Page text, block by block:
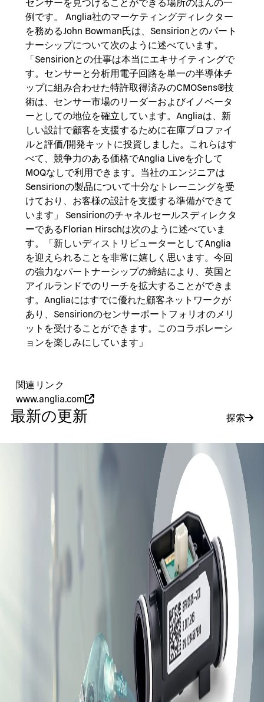
例です。 Anglia社のマーケティングディレクター
を務めるJohn Bowman氏は、Sensirionとのパート
ナーシップについて次のように述べています。
「Sensirionとの仕事は本当にエキサイティングで
す。センサーと分析用電子回路を単一の半導体チ
ップに組み合わせた特許取得済みのCMOSens®技
術は、センサー市場のリーダーおよびイノベータ
ーとしての地位を確立しています。Angliaは、新
しい設計で顧客を支援するために在庫プロファイ
ルと評価/開発キットに投資しました。これらはす
べて、競争力のある価格でAnglia Liveを介して
MOQなしで利用できます。当社のエンジニアは
Sensirionの製品について十分なトレーニングを受
けており、お客様の設計を支援する準備ができて
います」 Sensirionのチャネルセールスディレクタ
ーであるFlorian Hirschは次のように述べていま
す。「新しいディストリビューターとしてAnglia
を迎えられることを非常に嬉しく思います。今回
の強力なパートナーシップの締結により、英国と
アイルランドでのリーチを拡大することができま
す。Angliaにはすでに優れた顧客ネットワークが
あり、Sensirionのセンサーポートフォリオのメリ
ットを受けることができます。このコラボレーシ
ョンを楽しみにしています」
関連リンク
www.anglia.com
最新の更新 探索